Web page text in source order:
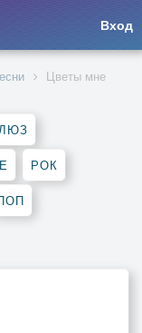
Вход
Цветы мне
РОК